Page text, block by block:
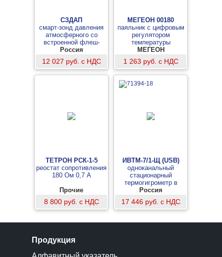
СЗДАП
смарт-зонд давления
атмосферного со
встроенной флеш-
памятью
Россия
12 027 руб. с НДС
МЕГЕОН 00180
паяльник с цифровым
регулятором
температуры
МЕГЕОН
1 263 руб. с НДС
ТЕТРОН РСК-1-5
реостат сопротивления
180 Ом 0,7 А
Прочие
8 800 руб. с НДС
ИВТМ-7/1-Щ (USB)
одноканальный
стационарный
термогигрометр в
щитовом исполнении
(измерительный блок)
Россия
17 446 руб. с НДС
Продукция